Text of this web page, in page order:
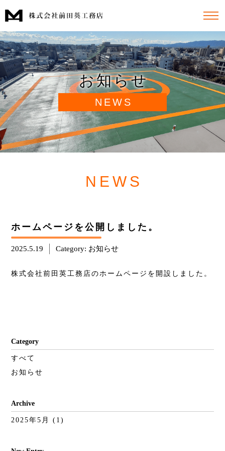
お知らせ
NEWS
NEWS
ホームページを公開しました。
2025.5.19 Category: お知らせ
株式会社前田英工務店のホームページを開設しました。
Category
すべて
お知らせ
Archive
2025年5月 (1)